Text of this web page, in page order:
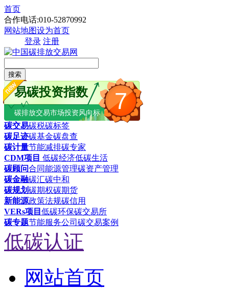
首页
合作电话:010-52870992
网站地图设为首页
登录 注册
搜索
7
易碳投资指数
碳排放交易市场投资风向标
碳交易碳税碳标签
碳足迹碳基金碳盘查
碳计量节能减排碳专家
CDM项目 低碳经济低碳生活
碳顾问合同能源管理碳资产管理
碳金融碳汇碳中和
碳规划碳期权碳期货
新能源政策法规碳信用
VERs项目 低碳环保碳交易所
碳专题节能服务公司 碳交易案例
低碳认证
网站首页